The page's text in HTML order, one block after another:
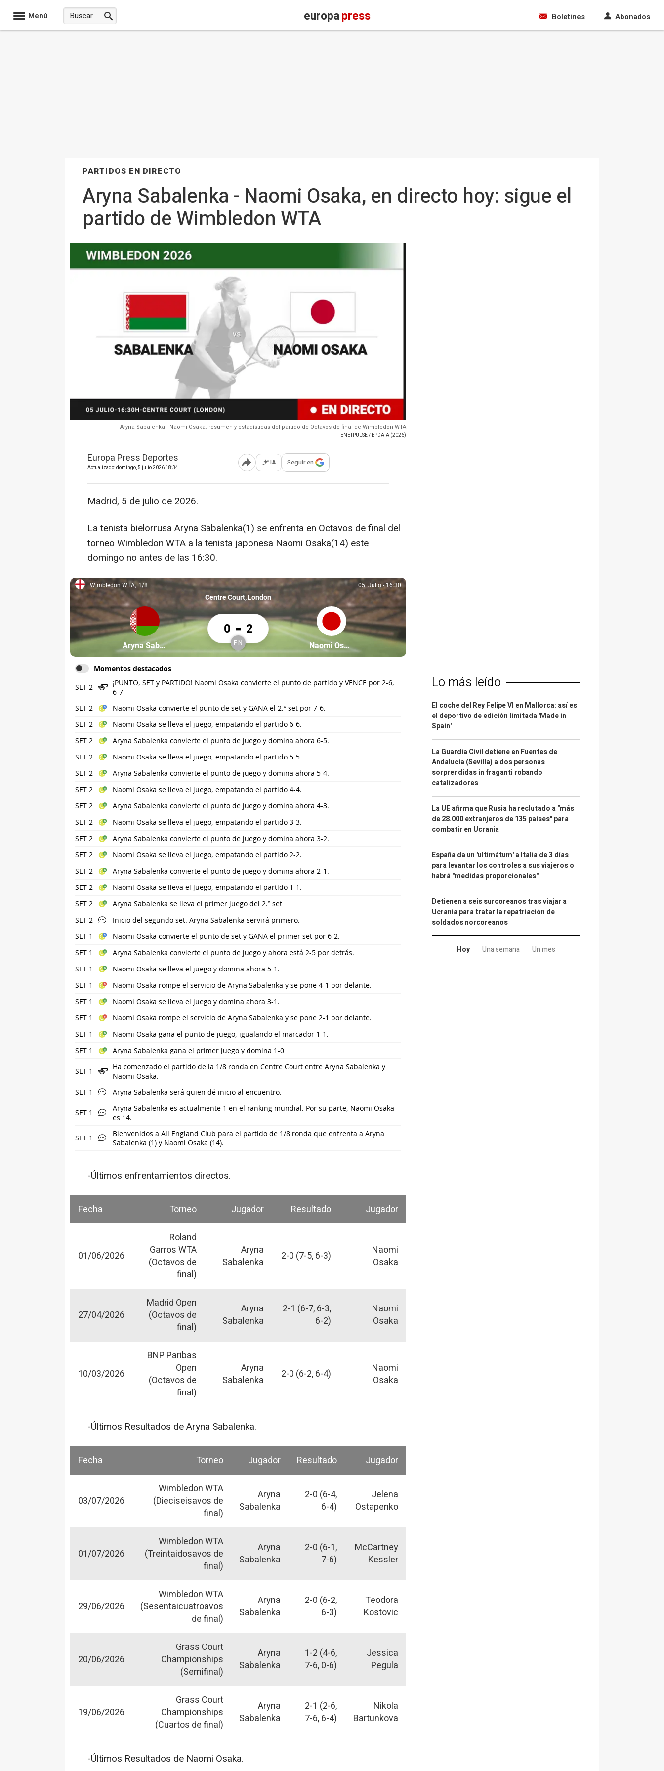
Menú europapress Boletines Abonados
PARTIDOS EN DIRECTO
Aryna Sabalenka - Naomi Osaka, en directo hoy: sigue el
partido de Wimbledon WTA
Aryna Sabalenka - Naomi Osaka: resumen y estadísticas del partido de Octavos de final de Wimbledon WTA
- ENETPULSE / EPDATA (2026)
Europa Press Deportes
Actualizado: domingo, 5 julio 2026 18:34 Abrir opciones para compartir
IA Seguir en
Madrid, 5 de julio de 2026.
La tenista bielorrusa Aryna Sabalenka(1) se enfrenta en Octavos de final del
torneo Wimbledon WTA a la tenista japonesa Naomi Osaka(14) este
domingo no antes de las 16:30.
Wimbledon WTA, 1/8
Wimbledon WTA 1/8 05. Julio, 16:30
05. Julio -16:30
Centre Court London
Partícipe: Aryna Sabalenka
Aryna Sabalenka
Aryna Sabalenka 0 Naomi Osaka 2
0 - 2
Finalizado
FIN Partícipe: Naomi Osaka
Naomi Osaka
Momentos destacados
SET 2
¡PUNTO, SET y PARTIDO! Naomi Osaka convierte el punto de partido y VENCE por 2-6,
6-7.
SET 2
Naomi Osaka convierte el punto de set y GANA el 2.º set por 7-6.
SET 2
Naomi Osaka se lleva el juego, empatando el partido 6-6.
SET 2
Aryna Sabalenka convierte el punto de juego y domina ahora 6-5.
SET 2
Naomi Osaka se lleva el juego, empatando el partido 5-5.
SET 2
Aryna Sabalenka convierte el punto de juego y domina ahora 5-4.
SET 2
Naomi Osaka se lleva el juego, empatando el partido 4-4.
SET 2
Aryna Sabalenka convierte el punto de juego y domina ahora 4-3.
SET 2
Naomi Osaka se lleva el juego, empatando el partido 3-3.
SET 2
Aryna Sabalenka convierte el punto de juego y domina ahora 3-2.
SET 2
Naomi Osaka se lleva el juego, empatando el partido 2-2.
SET 2
Aryna Sabalenka convierte el punto de juego y domina ahora 2-1.
SET 2
Naomi Osaka se lleva el juego, empatando el partido 1-1.
SET 2
Aryna Sabalenka se lleva el primer juego del 2.º set
SET 2
Inicio del segundo set. Aryna Sabalenka servirá primero.
SET 1
Naomi Osaka convierte el punto de set y GANA el primer set por 6-2.
SET 1
Aryna Sabalenka convierte el punto de juego y ahora está 2-5 por detrás.
SET 1
Naomi Osaka se lleva el juego y domina ahora 5-1.
SET 1
Naomi Osaka rompe el servicio de Aryna Sabalenka y se pone 4-1 por delante.
SET 1
Naomi Osaka se lleva el juego y domina ahora 3-1.
SET 1
Naomi Osaka rompe el servicio de Aryna Sabalenka y se pone 2-1 por delante.
SET 1
Naomi Osaka gana el punto de juego, igualando el marcador 1-1.
SET 1
Aryna Sabalenka gana el primer juego y domina 1-0
SET 1
Ha comenzado el partido de la 1/8 ronda en Centre Court entre Aryna Sabalenka y
Naomi Osaka.
SET 1
Aryna Sabalenka será quien dé inicio al encuentro.
SET 1
Aryna Sabalenka es actualmente 1 en el ranking mundial. Por su parte, Naomi Osaka
es 14.
SET 1
Bienvenidos a All England Club para el partido de 1/8 ronda que enfrenta a Aryna
Sabalenka (1) y Naomi Osaka (14).
-Últimos enfrentamientos directos.
Fecha Torneo Jugador Resultado Jugador
01/06/2026
Roland
Garros WTA
(Octavos de
final)
Aryna
Sabalenka
2-0 (7-5, 6-3)
Naomi
Osaka
27/04/2026
Madrid Open
(Octavos de
final)
Aryna
Sabalenka
2-1 (6-7, 6-3,
6-2)
Naomi
Osaka
10/03/2026
BNP Paribas
Open
(Octavos de
final)
Aryna
Sabalenka
2-0 (6-2, 6-4)
Naomi
Osaka
-Últimos Resultados de Aryna Sabalenka.
Fecha Torneo Jugador Resultado Jugador
03/07/2026
Wimbledon WTA
(Dieciseisavos de
final)
Aryna
Sabalenka
2-0 (6-4,
6-4)
Jelena
Ostapenko
01/07/2026
Wimbledon WTA
(Treintaidosavos de
final)
Aryna
Sabalenka
2-0 (6-1,
7-6)
McCartney
Kessler
29/06/2026
Wimbledon WTA
(Sesentaicuatroavos
de final)
Aryna
Sabalenka
2-0 (6-2,
6-3)
Teodora
Kostovic
20/06/2026
Grass Court
Championships
(Semifinal)
Aryna
Sabalenka
1-2 (4-6,
7-6, 0-6)
Jessica
Pegula
19/06/2026
Grass Court
Championships
(Cuartos de final)
Aryna
Sabalenka
2-1 (2-6,
7-6, 6-4)
Nikola
Bartunkova
-Últimos Resultados de Naomi Osaka.
Lo más leído
El coche del Rey Felipe VI en Mallorca: así es
el deportivo de edición limitada 'Made in
Spain'
La Guardia Civil detiene en Fuentes de
Andalucía (Sevilla) a dos personas
sorprendidas in fraganti robando
catalizadores
La UE afirma que Rusia ha reclutado a "más
de 28.000 extranjeros de 135 países" para
combatir en Ucrania
España da un 'ultimátum' a Italia de 3 días
para levantar los controles a sus viajeros o
habrá "medidas proporcionales"
Detienen a seis surcoreanos tras viajar a
Ucrania para tratar la repatriación de
soldados norcoreanos
Hoy Una semana Un mes